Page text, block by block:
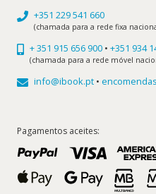
+351 229 541 660
(chamada para a rede fixa
+ 351 915 656 900 • +351 934
(chamada para a rede móvel
info@ibook.pt •
Pagamentos aceites: